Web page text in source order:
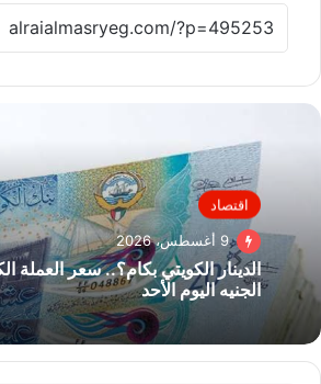
اقتصاد
9 أغسطس، 2026
الدينار الكويتي بكام؟.. سعر العملة
الجنيه اليوم الأحد